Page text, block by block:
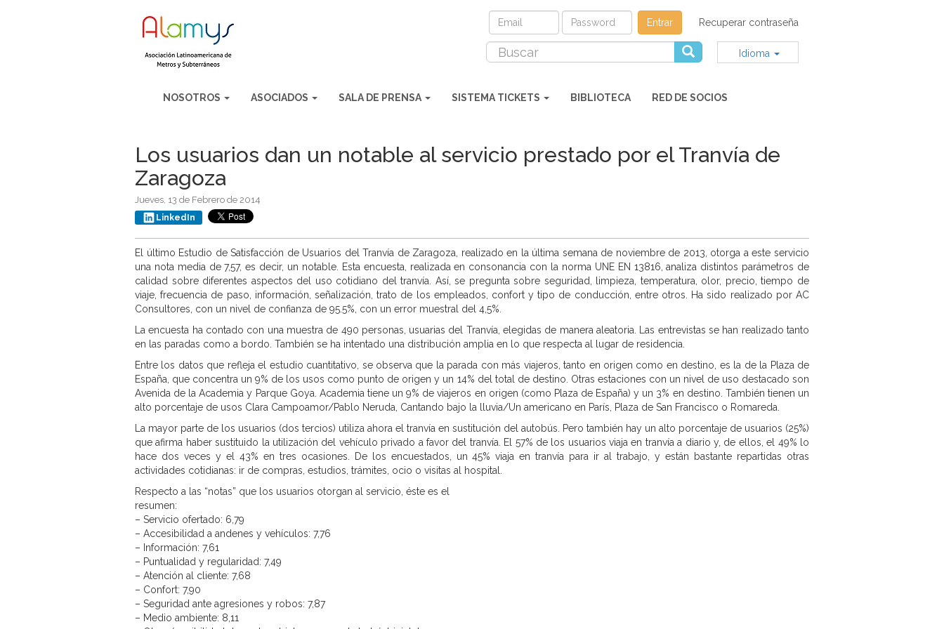
Entrar Recuperar contraseña
Idioma
NOSOTROS ASOCIADOS SALA DE PRENSA SISTEMA TICKETS BIBLIOTECA RED DE SOCIOS
Los usuarios dan un notable al servicio prestado por el Tranvía de
Zaragoza
Jueves, 13 de Febrero de 2014
LinkedIn
El último Estudio de Satisfacción de Usuarios del Tranvía de Zaragoza, realizado en la última semana de noviembre de 2013, otorga a este servicio
una nota media de 7,57, es decir, un notable. Esta encuesta, realizada en consonancia con la norma UNE EN 13816, analiza distintos parámetros de
calidad sobre diferentes aspectos del uso cotidiano del tranvía. Así, se pregunta sobre seguridad, limpieza, temperatura, olor, precio, tiempo de
viaje, frecuencia de paso, información, señalización, trato de los empleados, confort y tipo de conducción, entre otros. Ha sido realizado por AC
Consultores, con un nivel de confianza de 95.5%, con un error muestral del 4,5%.
La encuesta ha contado con una muestra de 490 personas, usuarias del Tranvía, elegidas de manera aleatoria. Las entrevistas se han realizado tanto
en las paradas como a bordo. También se ha intentado una distribución amplia en lo que respecta al lugar de residencia.
Entre los datos que refleja el estudio cuantitativo, se observa que la parada con más viajeros, tanto en origen como en destino, es la de la Plaza de
España, que concentra un 9% de los usos como punto de origen y un 14% del total de destino. Otras estaciones con un nivel de uso destacado son
Avenida de la Academia y Parque Goya. Academia tiene un 9% de viajeros en origen (como Plaza de España) y un 3% en destino. También tienen un
alto porcentaje de usos Clara Campoamor/Pablo Neruda, Cantando bajo la lluvia/Un americano en París, Plaza de San Francisco o Romareda.
La mayor parte de los usuarios (dos tercios) utiliza ahora el tranvía en sustitución del autobús. Pero también hay un alto porcentaje de usuarios (25%)
que afirma haber sustituido la utilización del vehículo privado a favor del tranvía. El 57% de los usuarios viaja en tranvía a diario y, de ellos, el 49% lo
hace dos veces y el 43% en tres ocasiones. De los encuestados, un 45% viaja en tranvía para ir al trabajo, y están bastante repartidas otras
actividades cotidianas: ir de compras, estudios, trámites, ocio o visitas al hospital.
Respecto a las “notas” que los usuarios otorgan al servicio, éste es el
resumen:
– Servicio ofertado: 6,79
– Accesibilidad a andenes y vehículos: 7,76
– Información: 7,61
– Puntualidad y regularidad: 7,49
– Atención al cliente: 7,68
– Confort: 7,90
– Seguridad ante agresiones y robos: 7,87
– Medio ambiente: 8,11